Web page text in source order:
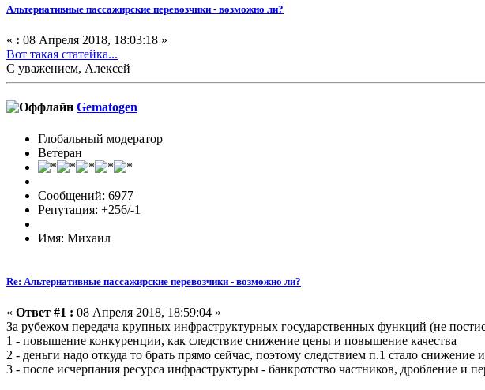
Альтернативные пассажирские перевозчики - возможно ли?
« : 08 Апреля 2018, 18:03:18 »
Вот такая статейка...
С уважением, Алексей
Gematogen
Глобальный модератор
Ветеран
Сообщений: 6977
Репутация: +256/-1
Имя: Михаил
Re: Альтернативные пассажирские перевозчики - возможно ли?
« Ответ #1 : 08 Апреля 2018, 18:59:04 »
За рубежом передача крупных инфраструктурных государственных функций (не
1 - повышение конкуренции, как следствие снижение цены и повышение качества
2 - деньги надо откуда то брать прямо сейчас, поэтому следствием п.1 стало снижение
3 - после исчерпания ресурса инфраструктуры - банкротство частников, дробление и